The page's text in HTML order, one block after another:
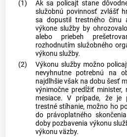
(1)
Ak sa policajt stane
služobnú povinnosť zvlášť
sa dopustil trestného činu
výkone služby by
alebo priebeh
rozhodnutím služobného
výkonu služby.
(2)
Výkonu služby možno
nevyhnutne potrebnú na
najdlhšie však na dobu šesť
výnimočne predĺžiť
mesiace. V prípade, že je
trestné stíhanie, možno ho
do právoplatného
doby pozbavenia výkonu
výkonu väzby.